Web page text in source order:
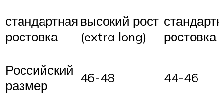
стандартная
ростовка
высокий рост
(extra long)
ростовка
Российский
размер
46-48 44-46